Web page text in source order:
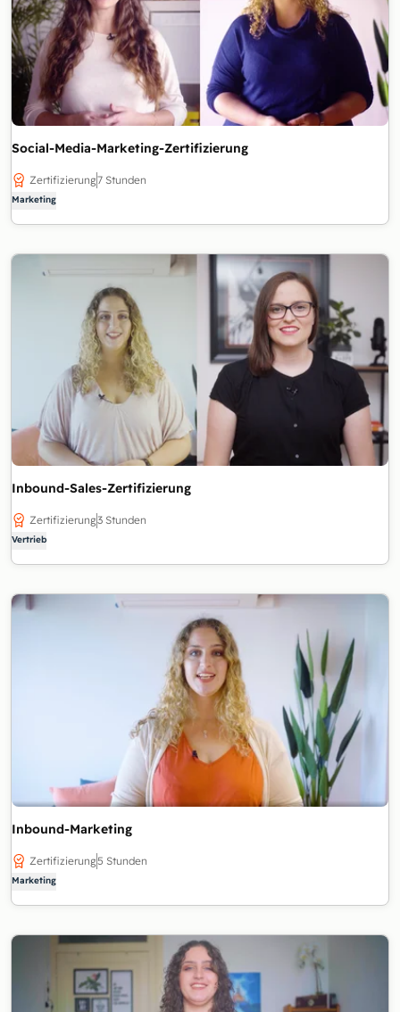
Social-Media-Marketing-Zertifizierung
Zertifizierung7 Stunden
Marketing
Inbound-Sales-Zertifizierung
Zertifizierung3 Stunden
Vertrieb
Inbound-Marketing
Zertifizierung5 Stunden
Marketing